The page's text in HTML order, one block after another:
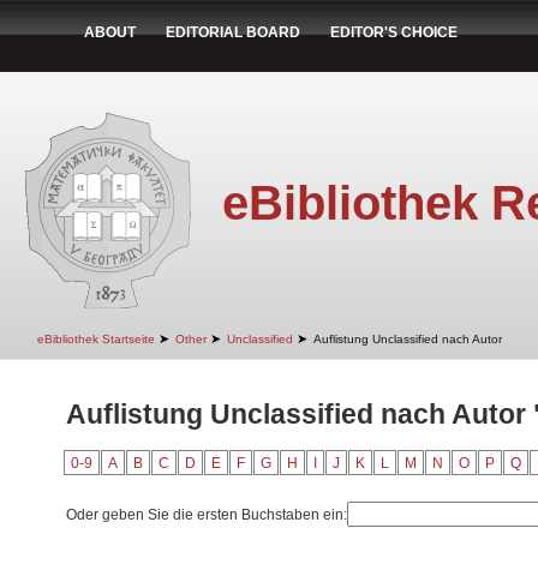
ABOUT EDITORIAL BOARD EDITOR'S CHOICE
eBibliothek
eBibliothek Startseite ➤ Other ➤ Unclassified ➤ Auflistung Unclassified nach Autor
Auflistung Unclassified nach
0-9 A B C D E F G H J K L M N O P Q
Oder geben Sie die ersten Buchstaben ein: